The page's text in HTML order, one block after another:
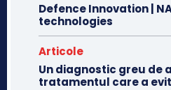
Defence Innovation |
technologies
Articole
Un diagnostic greu de
tratamentul care a